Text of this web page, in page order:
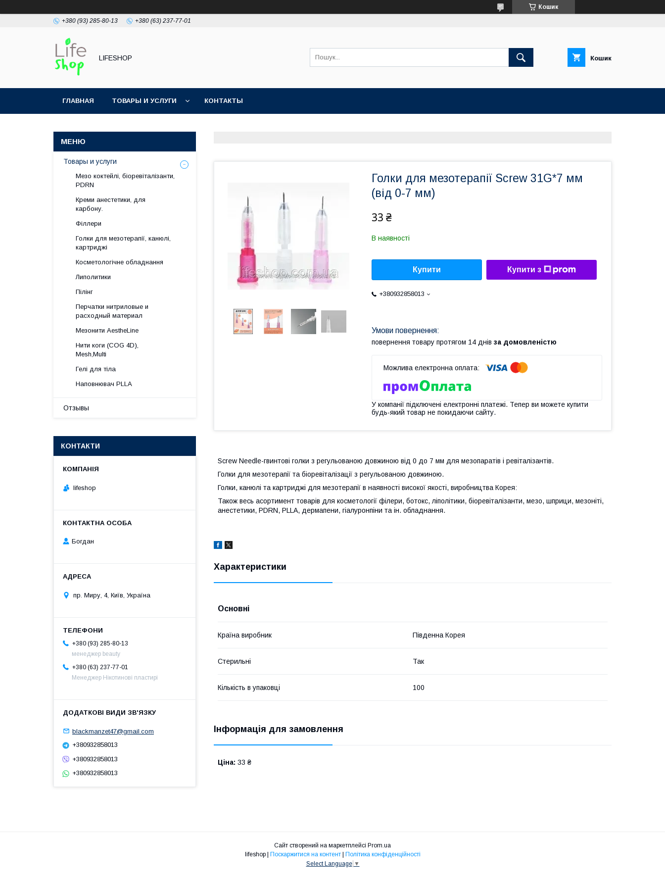
Кошик
+380 (93) 285-80-13 +380 (63) 237-77-01
LIFESHOP Кошик
ГЛАВНАЯ ТОВАРЫ И УСЛУГИ КОНТАКТЫ
Голки для мезотерапії Screw 31G*7 мм
(від 0-7 мм)
33 ₴
В наявності
Купити Купити з
+380932858013
повернення товару протягом 14 днів за домовленістю
У компанії підключені електронні платежі. Тепер ви можете купити
будь-який товар не покидаючи сайту.
Screw Needle-гвинтові голки з регульованою довжиною від 0 до 7 мм для мезопаратів і ревіталізантів.
Голки для мезотерапії та біоревіталізації з регульованою довжиною.
Голки, канюлі та картриджі для мезотерапії в наявності високої якості, виробництва Корея:
Також весь асортимент товарів для косметології філери, ботокс, ліполітики, біоревіталізанти, мезо, шприци, мезоніті,
анестетики, PDRN, PLLA, дермапени, гіалуронпіни та ін. обладнання.
Характеристики
Основні
Країна виробник Південна Корея
Стерильні Так
Кількість в упаковці 100
Інформація для замовлення
Ціна: 33 ₴
Товары и услуги
Мезо коктейлі, біоревіталізанти,
PDRN
Креми анестетики, для
карбону.
Філлери
Голки для мезотерапії, канюлі,
картриджі
Косметологічне обладнання
Липолитики
Пілінг
Перчатки нитриловые и
расходный материал
Мезонити AestheLine
Нити коги (COG 4D),
Mesh,Multi
Гелі для тіла
Наповнювач PLLA
Отзывы
КОНТАКТИ
lifeshop
Богдан
пр. Миру, 4, Київ, Україна
+380 (93) 285-80-13
менеджер beauty
+380 (63) 237-77-01
Менеджер Нікотинові пластирі
blackmanzet47@gmail.com
+380932858013
+380932858013
+380932858013
Сайт створений на маркетплейсі Prom.ua
Поскаржитися на контент
Політика конфіденційності
Select Language ▼